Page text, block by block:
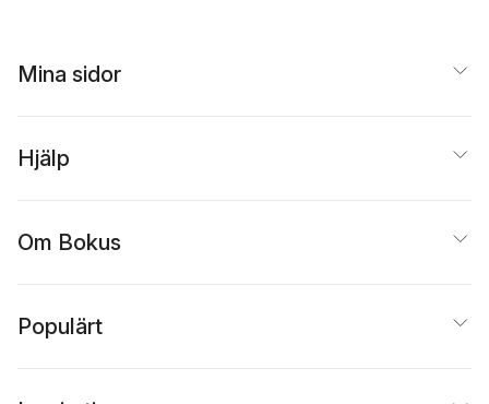
Mina sidor
Hjälp
Om Bokus
Populärt